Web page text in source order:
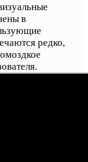
в
редко,